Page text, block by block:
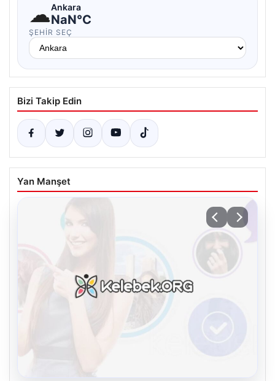
☁Ankara
NaN°C
ŞEHIR SEÇ
Bizi Takip Edin
Yan Manşet